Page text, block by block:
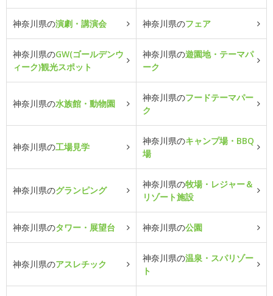
神奈川県の演劇・講演会 神奈川県のフェア
神奈川県のGW(ゴールデンウ
ィーク)観光スポット
神奈川県の遊園地・テーマパ
ーク
神奈川県の水族館・動物園
神奈川県のフードテーマパー
ク
神奈川県の工場見学
神奈川県のキャンプ場・BBQ
場
神奈川県のグランピング
神奈川県の牧場・レジャー＆
リゾート施設
神奈川県のタワー・展望台 神奈川県の公園
神奈川県のアスレチック
神奈川県の温泉・スパリゾー
ト